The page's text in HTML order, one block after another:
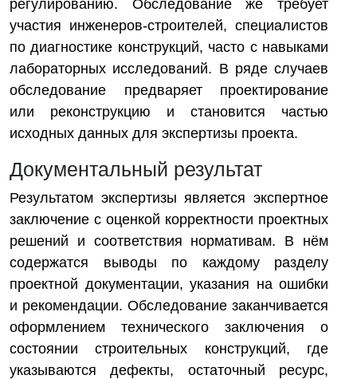
регулированию. Обследование же требует
участия инженеров-строителей, специалистов
по диагностике конструкций, часто с навыками
лабораторных исследований. В ряде случаев
обследование предваряет проектирование
или реконструкцию и становится частью
исходных данных для экспертизы проекта.
Документальный результат
Результатом экспертизы является экспертное
заключение с оценкой корректности проектных
решений и соответствия нормативам. В нём
содержатся выводы по каждому разделу
проектной документации, указания на ошибки
и рекомендации. Обследование заканчивается
оформлением технического заключения о
состоянии строительных конструкций, где
указываются дефекты, остаточный ресурс,